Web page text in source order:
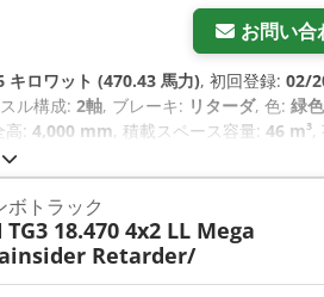
お問い合
キロワット (470.43 馬力), 初回登録: 02/
ル構成: 2軸, ブレーキ: リターダ, 色: 緑色
高: 4,000 mm, 積載スペース容量: 46 m³,
グヒーター, 電子安定制御プログラム
ボトラック
TG3 18.470 4x2 LL Mega
Retarder/